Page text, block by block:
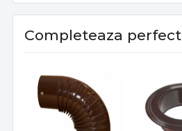
Completeaza perfect